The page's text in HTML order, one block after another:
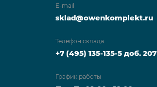
E-mail
sklad@owenkomplekt.ru
Телефон склада
+7 (495) 135-135-5 доб. 207
График работы